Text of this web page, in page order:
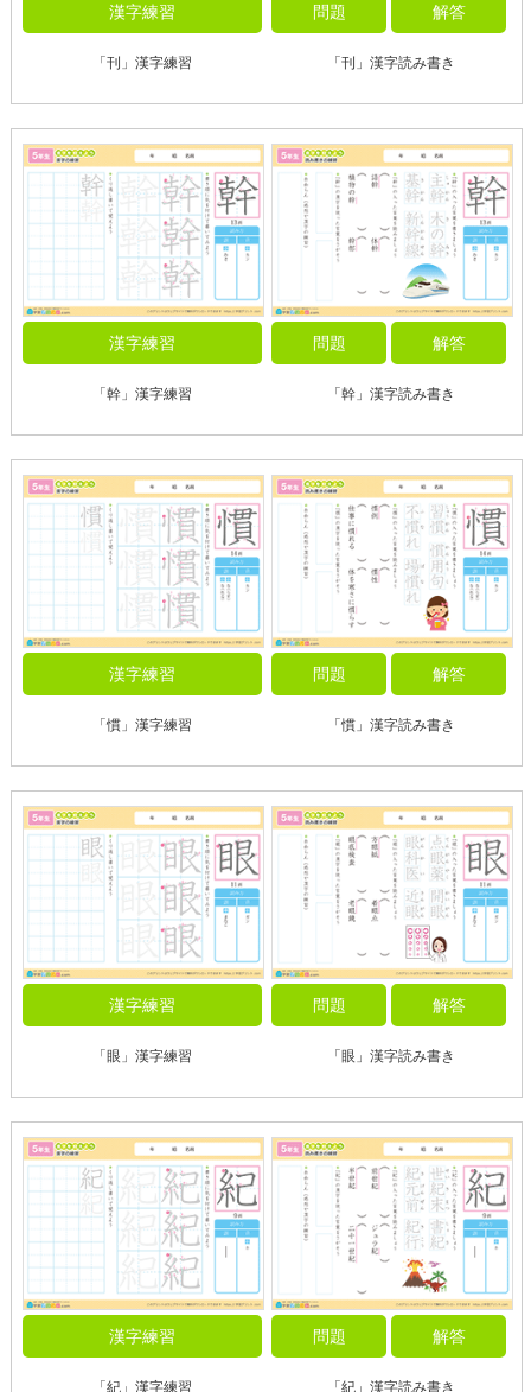
漢字練習
「刊」漢字練習
問題 解答
「刊」漢字読み書き
漢字練習
「幹」漢字練習
問題 解答
「幹」漢字読み書き
漢字練習
「慣」漢字練習
問題 解答
「慣」漢字読み書き
漢字練習
「眼」漢字練習
問題 解答
「眼」漢字読み書き
漢字練習
「紀」漢字練習
問題 解答
「紀」漢字読み書き